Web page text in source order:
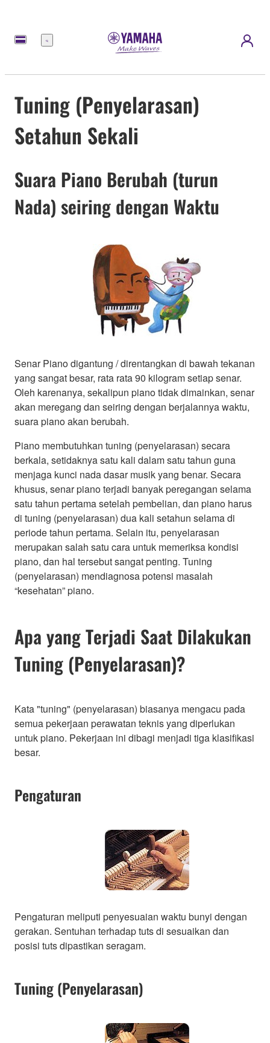
Menu
Tuning (Penyelarasan)
Setahun Sekali
Suara Piano Berubah (turun
Nada) seiring dengan Waktu
Senar Piano digantung / direntangkan di bawah tekanan
yang sangat besar, rata rata 90 kilogram setiap senar.
Oleh karenanya, sekalipun piano tidak dimainkan, senar
akan meregang dan seiring dengan berjalannya waktu,
suara piano akan berubah.
Piano membutuhkan tuning (penyelarasan) secara
berkala, setidaknya satu kali dalam satu tahun guna
menjaga kunci nada dasar musik yang benar. Secara
khusus, senar piano terjadi banyak peregangan selama
satu tahun pertama setelah pembelian, dan piano harus
di tuning (penyelarasan) dua kali setahun selama di
periode tahun pertama. Selain itu, penyelarasan
merupakan salah satu cara untuk memeriksa kondisi
piano, dan hal tersebut sangat penting. Tuning
(penyelarasan) mendiagnosa potensi masalah
“kesehatan” piano.
Apa yang Terjadi Saat Dilakukan
Tuning (Penyelarasan)?
Kata "tuning" (penyelarasan) biasanya mengacu pada
semua pekerjaan perawatan teknis yang diperlukan
untuk piano. Pekerjaan ini dibagi menjadi tiga klasifikasi
besar.
Pengaturan
Pengaturan meliputi penyesuaian waktu bunyi dengan
gerakan. Sentuhan terhadap tuts di sesuaikan dan
posisi tuts dipastikan seragam.
Tuning (Penyelarasan)